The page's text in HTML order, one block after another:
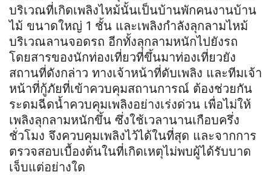
บริเวณที่เกิดเพลิงไหม้นั้นเป็นบ้านพักคนงานบ้าน
ไม้ ขนาดใหญ่ 1 ชั้น และเพลิงกำลังลุกลามไหม้
บริเวณลานจอดรถ อีกทั้งลุกลามหนักไปยังรถ
โดยสารของนักท่องเที่ยวที่ขึ้นมาท่องเที่ยวยัง
สถานที่ดังกล่าว ทางเจ้าหน้าที่ดับเพลิง และทีมเจ้า
หน้าที่กู้ภัยที่เข้าควบคุมสถานการณ์ ต้องช่วยกัน
ระดมฉีดน้ำควบคุมเพลิงอย่างเร่งด่วน เพื่อไม่ให้
เพลิงลุกลามหนักขึ้น ซึ่งใช้เวลานานเกือบครึ่ง
ชั่วโมง จึงควบคุมเพลิงไว้ได้ในที่สุด และจากการ
ตรวจสอบเบื้องต้นในที่เกิดเหตุไม่พบผู้ได้รับบาด
เจ็บแต่อย่างใด